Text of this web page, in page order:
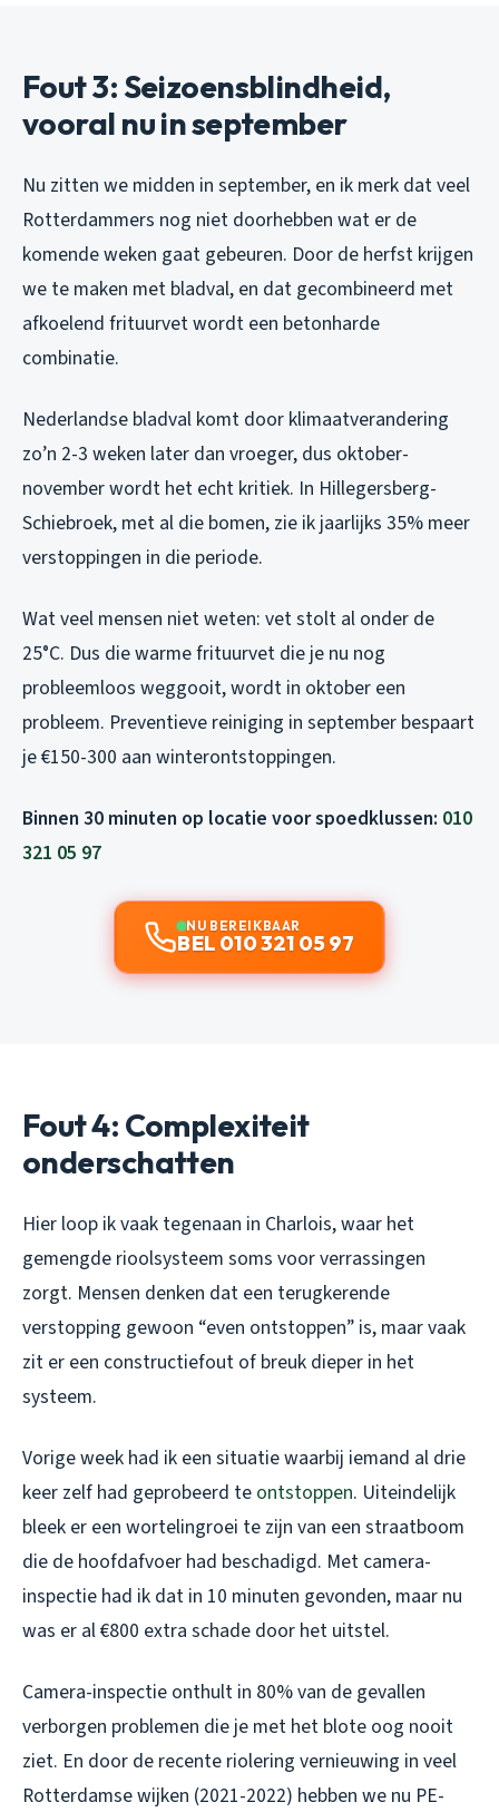
Fout 3: Seizoensblindheid,
vooral nu in september
Nu zitten we midden in september, en ik merk dat veel
Rotterdammers nog niet doorhebben wat er de
komende weken gaat gebeuren. Door de herfst krijgen
we te maken met bladval, en dat gecombineerd met
afkoelend frituurvet wordt een betonharde
combinatie.
Nederlandse bladval komt door klimaatverandering
zo’n 2-3 weken later dan vroeger, dus oktober-
november wordt het echt kritiek. In Hillegersberg-
Schiebroek, met al die bomen, zie ik jaarlijks 35% meer
verstoppingen in die periode.
Wat veel mensen niet weten: vet stolt al onder de
25°C. Dus die warme frituurvet die je nu nog
probleemloos weggooit, wordt in oktober een
probleem. Preventieve reiniging in september bespaart
je €150-300 aan winterontstoppingen.
Binnen 30 minuten op locatie voor spoedklussen: 010
321 05 97
NU BEREIKBAAR
BEL 010 321 05 97
Fout 4: Complexiteit
onderschatten
Hier loop ik vaak tegenaan in Charlois, waar het
gemengde rioolsysteem soms voor verrassingen
zorgt. Mensen denken dat een terugkerende
verstopping gewoon “even ontstoppen” is, maar vaak
zit er een constructiefout of breuk dieper in het
systeem.
Vorige week had ik een situatie waarbij iemand al drie
keer zelf had geprobeerd te ontstoppen. Uiteindelijk
bleek er een wortelingroei te zijn van een straatboom
die de hoofdafvoer had beschadigd. Met camera-
inspectie had ik dat in 10 minuten gevonden, maar nu
was er al €800 extra schade door het uitstel.
Camera-inspectie onthult in 80% van de gevallen
verborgen problemen die je met het blote oog nooit
ziet. En door de recente riolering vernieuwing in veel
Rotterdamse wijken (2021-2022) hebben we nu PE-